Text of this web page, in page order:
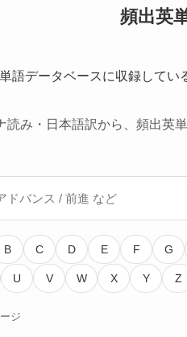
頻出英
語データベースに収録してい
読み・日本語訳から、頻出英
B C D E F G
U V W X Y Z
ジ